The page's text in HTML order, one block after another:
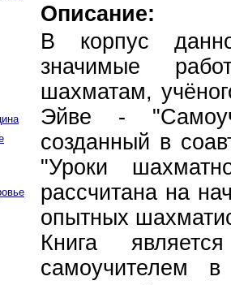
Описание:
В корпус
значимые
шахматам,
Эйве -
созданный в
"Уроки
рассчитана на
опытных
Книга
самоучителем